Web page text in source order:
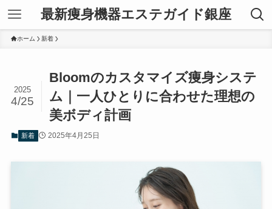
最新痩身機器エステガイド銀座
ホーム 新着
Bloomのカスタマイズ痩身システ
ム｜一人ひとりに合わせた理想の
美ボディ計画
2025
4/25
新着 2025年4月25日